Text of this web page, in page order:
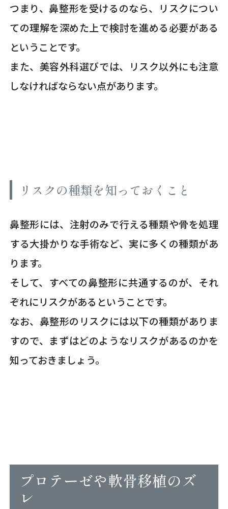
つまり、鼻整形を受けるのなら、リスクについ
ての理解を深めた上で検討を進める必要がある
ということです。
また、美容外科選びでは、リスク以外にも注意
しなければならない点があります。
リスクの種類を知っておくこと
鼻整形には、注射のみで行える種類や骨を処理
する大掛かりな手術など、実に多くの種類があ
ります。
そして、すべての鼻整形に共通するのが、それ
ぞれにリスクがあるということです。
なお、鼻整形のリスクには以下の種類がありま
すので、まずはどのようなリスクがあるのかを
知っておきましょう。
プロテーゼや軟骨移植のズ
レ